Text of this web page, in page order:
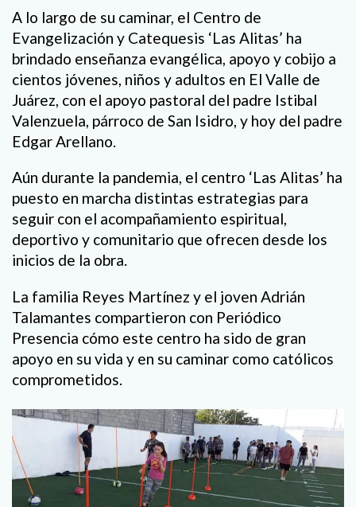
A lo largo de su caminar, el Centro de
Evangelización y Catequesis ‘Las Alitas’ ha
brindado enseñanza evangélica, apoyo y cobijo a
cientos jóvenes, niños y adultos en El Valle de
Juárez, con el apoyo pastoral del padre Istibal
Valenzuela, párroco de San Isidro, y hoy del padre
Edgar Arellano.
Aún durante la pandemia, el centro ‘Las Alitas’ ha
puesto en marcha distintas estrategias para
seguir con el acompañamiento espiritual,
deportivo y comunitario que ofrecen desde los
inicios de la obra.
La familia Reyes Martínez y el joven Adrián
Talamantes compartieron con Periódico
Presencia cómo este centro ha sido de gran
apoyo en su vida y en su caminar como católicos
comprometidos.